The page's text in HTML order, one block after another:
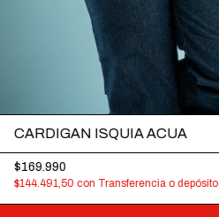
CARDIGAN ISQUIA ACUA
$169.990
$144.491,50 con Transferencia o depósito